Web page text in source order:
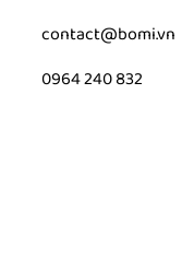
contact@bomi.vn
0964 240 832